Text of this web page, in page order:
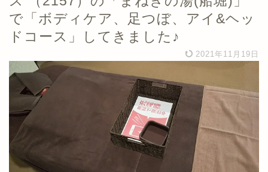
で「ボディケア、足つぼ、アイ&ヘッ
ドコース」してきました♪
2021年11月19日